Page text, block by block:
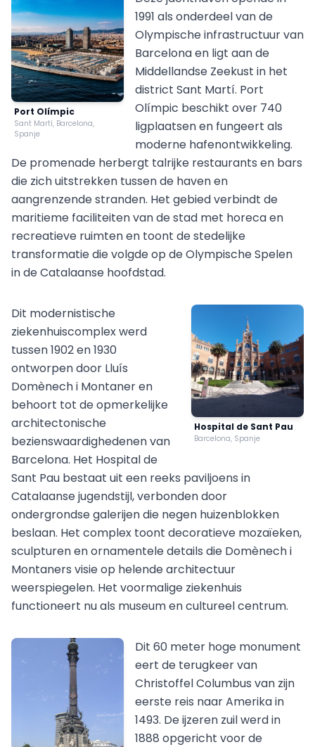
Port Olímpic
Sant Martí, Barcelona,
Spanje
1991 als onderdeel van de
Olympische infrastructuur van
Barcelona en ligt aan de
Middellandse Zeekust in het
district Sant Martí. Port
Olímpic beschikt over 740
ligplaatsen en fungeert als
moderne hafenontwikkeling.
De promenade herbergt talrijke restaurants en bars
die zich uitstrekken tussen de haven en
aangrenzende stranden. Het gebied verbindt de
maritieme faciliteiten van de stad met horeca en
recreatieve ruimten en toont de stedelijke
transformatie die volgde op de Olympische Spelen
in de Catalaanse hoofdstad.
Hospital de Sant Pau
Barcelona, Spanje
Dit modernistische
ziekenhuiscomplex werd
tussen 1902 en 1930
ontworpen door Lluís
Domènech i Montaner en
behoort tot de opmerkelijke
architectonische
bezienswaardighedenen van
Barcelona. Het Hospital de
Sant Pau bestaat uit een reeks paviljoens in
Catalaanse jugendstijl, verbonden door
ondergrondse galerijen die negen huizenblokken
beslaan. Het complex toont decoratieve mozaïeken,
sculpturen en ornamentele details die Domènech i
Montaners visie op helende architectuur
weerspiegelen. Het voormalige ziekenhuis
functioneert nu als museum en cultureel centrum.
Dit 60 meter hoge monument
eert de terugkeer van
Christoffel Columbus van zijn
eerste reis naar Amerika in
1493. De ijzeren zuil werd in
1888 opgericht voor de